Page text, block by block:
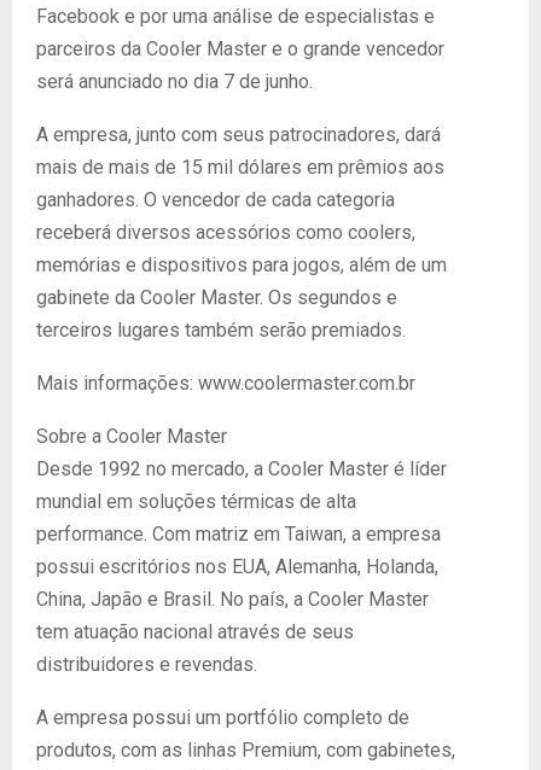
Facebook e por uma análise de especialistas e
parceiros da Cooler Master e o grande vencedor
será anunciado no dia 7 de junho.
A empresa, junto com seus patrocinadores, dará
mais de mais de 15 mil dólares em prêmios aos
ganhadores. O vencedor de cada categoria
receberá diversos acessórios como coolers,
memórias e dispositivos para jogos, além de um
gabinete da Cooler Master. Os segundos e
terceiros lugares também serão premiados.
Mais informações: www.coolermaster.com.br
Sobre a Cooler Master
Desde 1992 no mercado, a Cooler Master é líder
mundial em soluções térmicas de alta
performance. Com matriz em Taiwan, a empresa
possui escritórios nos EUA, Alemanha, Holanda,
China, Japão e Brasil. No país, a Cooler Master
tem atuação nacional através de seus
distribuidores e revendas.
A empresa possui um portfólio completo de
produtos, com as linhas Premium, com gabinetes,